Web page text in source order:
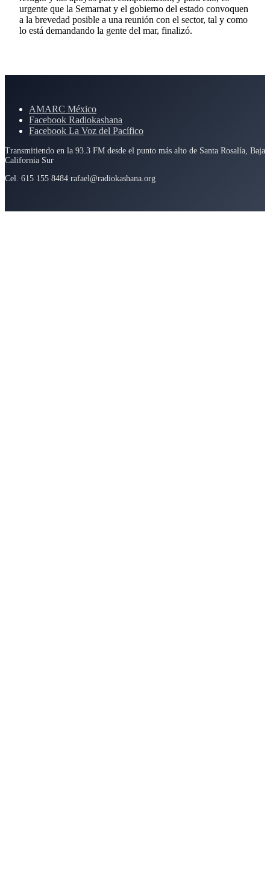
urgente que la Semarnat y el gobierno del estado convoquen
a la brevedad posible a una reunión con el sector, tal y como
lo está demandando la gente del mar, finalizó.
AMARC México
Facebook Radiokashana
Facebook La Voz del Pacífico
Transmitiendo en la 93.3 FM desde el punto más alto de Santa Rosalía, Baja
California Sur
Cel. 615 155 8484 rafael@radiokashana.org